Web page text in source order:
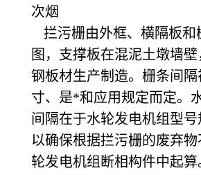
次烟
拦污栅由外框、横隔板和
图，支撑板在混泥土墩墙
钢板材生产制造。栅条间隔
寸、是*和应用规定而定。
间隔在于水轮发电机组型号
以确保根据拦污栅的废弃
轮发电机组断相构件中起算